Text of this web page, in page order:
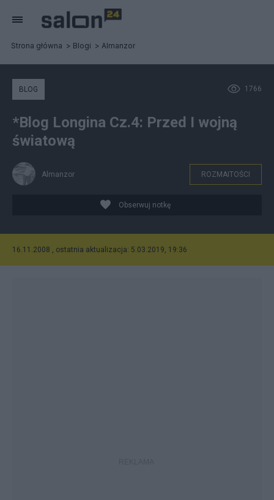
Strona główna Blogi Almanzor
1766
BLOG
*Blog Longina Cz.4: Przed I wojną
światową
Almanzor ROZMAITOŚCI
Obserwuj notkę
16.11.2008 , ostatnia aktualizacja: 5.03.2019, 19:36